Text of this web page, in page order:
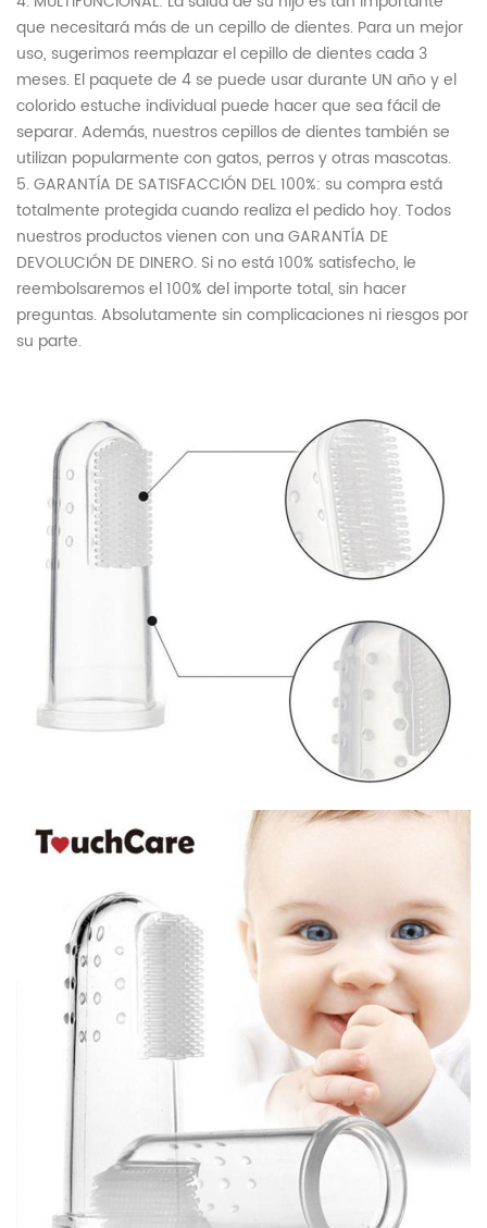
que necesitará más de un cepillo de dientes. Para un mejor
uso, sugerimos reemplazar el cepillo de dientes cada 3
meses. El paquete de 4 se puede usar durante UN año y el
colorido estuche individual puede hacer que sea fácil de
separar. Además, nuestros cepillos de dientes también se
utilizan popularmente con gatos, perros y otras mascotas.
5. GARANTÍA DE SATISFACCIÓN DEL 100%: su compra está
totalmente protegida cuando realiza el pedido hoy. Todos
nuestros productos vienen con una GARANTÍA DE
DEVOLUCIÓN DE DINERO. Si no está 100% satisfecho, le
reembolsaremos el 100% del importe total, sin hacer
preguntas. Absolutamente sin complicaciones ni riesgos por
su parte.